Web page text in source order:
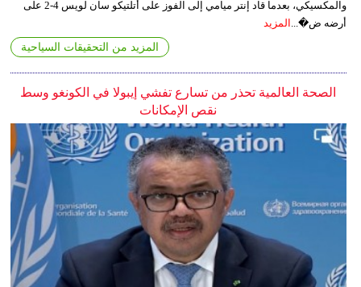
والمكسيكي، بعدما قاد إنتر ميامي إلى الفوز على أتلتيكو سان لويس 4-2 على
أرضه ض�... المزيد
المزيد من التحقيقات السياحية
الصحة العالمية تحذر من تسارع تفشي إيبولا في الكونغو وسط
نقص الإمكانات